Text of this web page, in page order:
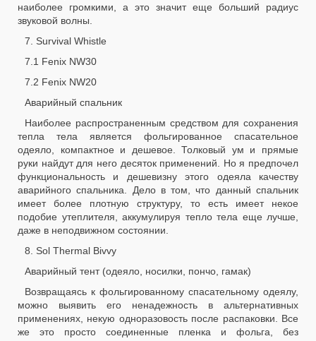
наиболее громкими, а это значит еще больший радиус
звуковой волны.
7. Survival Whistle
7.1 Fenix NW30
7.2 Fenix NW20
Аварийный спальник
Наиболее распространенным средством для сохранения
тепла тела является фольгированное спасательное
одеяло, компактное и дешевое. Толковый ум и прямые
руки найдут для него десяток применений. Но я предпочел
функциональность и дешевизну этого одеяла качеству
аварийного спальника. Дело в том, что данный спальник
имеет более плотную структуру, то есть имеет некое
подобие утеплителя, аккумулируя тепло тела еще лучше,
даже в неподвижном состоянии.
8. Sol Thermal Bivvy
Аварийный тент (одеяло, носилки, пончо, гамак)
Возвращаясь к фольгированному спасательному одеялу,
можно выявить его ненадежность в альтернативных
применениях, некую одноразовость после распаковки. Все
же это просто соединенные пленка и фольга, без